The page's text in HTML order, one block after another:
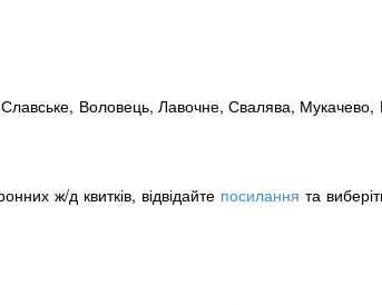
Воловець, Лавочне, Свалява, Мукачево,
ж/д квитків, відвідайте посилання та